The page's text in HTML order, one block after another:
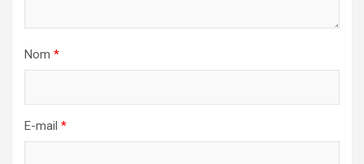
Nom *
E-mail *